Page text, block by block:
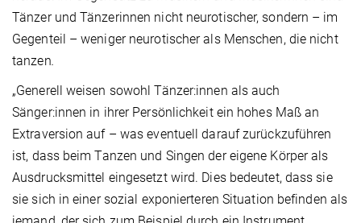
Tänzer und Tänzerinnen nicht neurotischer, sondern – im
Gegenteil – weniger neurotischer als Menschen, die nicht
tanzen.
„Generell weisen sowohl Tänzer:innen als auch
Sänger:innen in ihrer Persönlichkeit ein hohes Maß an
Extraversion auf – was eventuell darauf zurückzuführen
ist, dass beim Tanzen und Singen der eigene Körper als
Ausdrucksmittel eingesetzt wird. Dies bedeutet, dass sie
sie sich in einer sozial exponierteren Situation befinden als